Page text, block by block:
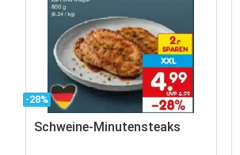
-28%
Schweine-Minutensteaks